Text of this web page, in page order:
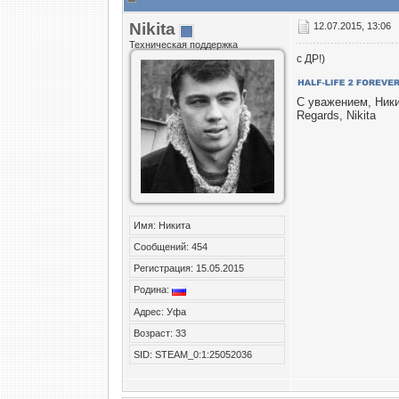
Nikita
Техническая поддержка
Имя: Никита
Сообщений: 454
Регистрация: 15.05.2015
Родина:
Адрес: Уфа
Возраст: 33
SID: STEAM_0:1:25052036
12.07.2015, 13:06
с ДР!)
С уважением,
Regards, Nikita